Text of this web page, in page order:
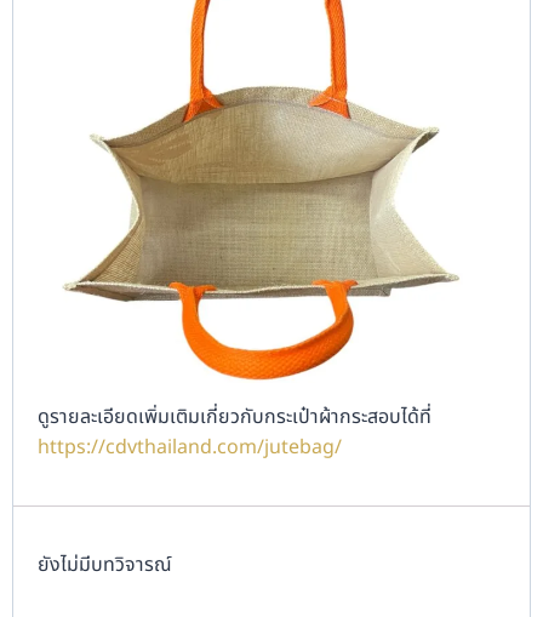
ดูรายละเอียดเพิ่มเติมเกี่ยวกับกระเป๋าผ้ากระสอบได้ที่
https://cdvthailand.com/jutebag/
ยังไม่มีบทวิจารณ์